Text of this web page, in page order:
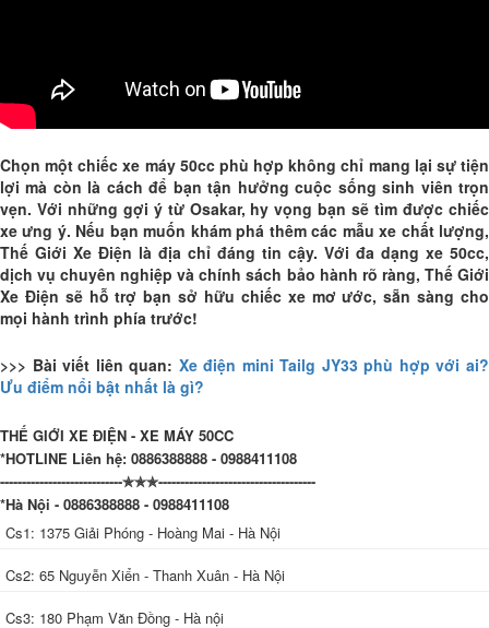
Chọn một chiếc xe máy 50cc phù hợp không chỉ mang lại sự tiện
lợi mà còn là cách để bạn tận hưởng cuộc sống sinh viên trọn
vẹn. Với những gợi ý từ Osakar, hy vọng bạn sẽ tìm được chiếc
xe ưng ý. Nếu bạn muốn khám phá thêm các mẫu xe chất lượng,
Thế Giới Xe Điện là địa chỉ đáng tin cậy. Với đa dạng xe 50cc,
dịch vụ chuyên nghiệp và chính sách bảo hành rõ ràng, Thế Giới
Xe Điện sẽ hỗ trợ bạn sở hữu chiếc xe mơ ước, sẵn sàng cho
mọi hành trình phía trước!
>>> Bài viết liên quan: Xe điện mini Tailg JY33 phù hợp với ai?
Ưu điểm nổi bật nhất là gì?
THẾ GIỚI XE ĐIỆN - XE MÁY 50CC
*HOTLINE Liên hệ: 0886388888 - 0988411108
----------------------------✯✯✯------------------------------------
*Hà Nội - 0886388888 - 0988411108
Cs1: 1375 Giải Phóng - Hoàng Mai - Hà Nội
Cs2: 65 Nguyễn Xiển - Thanh Xuân - Hà Nội
Cs3: 180 Phạm Văn Đồng - Hà nội